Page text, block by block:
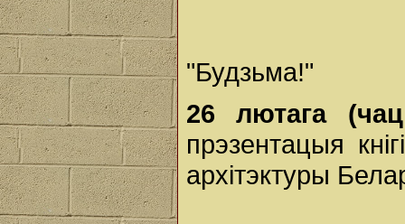
"Будзьма!"
26 лютага
прэзентацыя
архітэктуры